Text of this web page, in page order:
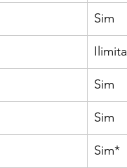
Sim
Sim
Sim
Sim*